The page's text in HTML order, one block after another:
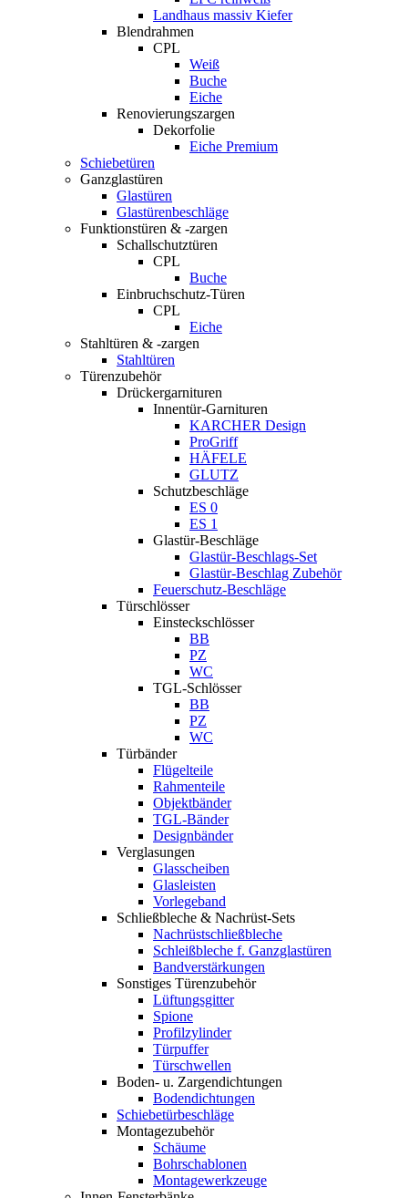
Landhaus massiv Kiefer
Blendrahmen
CPL
Weiß
Buche
Eiche
Renovierungszargen
Dekorfolie
Eiche Premium
Schiebetüren
Ganzglastüren
Glastüren
Glastürenbeschläge
Funktionstüren & -zargen
Schallschutztüren
CPL
Buche
Einbruchschutz-Türen
CPL
Eiche
Stahltüren & -zargen
Stahltüren
Türenzubehör
Drückergarnituren
Innentür-Garnituren
KARCHER Design
ProGriff
HÄFELE
GLUTZ
Schutzbeschläge
ES 0
ES 1
Glastür-Beschläge
Glastür-Beschlags-Set
Glastür-Beschlag Zubehör
Feuerschutz-Beschläge
Türschlösser
Einsteckschlösser
BB
PZ
WC
TGL-Schlösser
BB
PZ
WC
Türbänder
Flügelteile
Rahmenteile
Objektbänder
TGL-Bänder
Designbänder
Verglasungen
Glasscheiben
Glasleisten
Vorlegeband
Schließbleche & Nachrüst-Sets
Nachrüstschließbleche
Schleißbleche f. Ganzglastüren
Bandverstärkungen
Sonstiges Türenzubehör
Lüftungsgitter
Spione
Profilzylinder
Türpuffer
Türschwellen
Boden- u. Zargendichtungen
Bodendichtungen
Schiebetürbeschläge
Montagezubehör
Schäume
Bohrschablonen
Montagewerkzeuge